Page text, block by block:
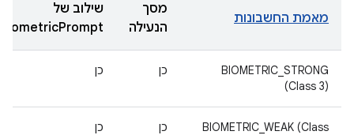
מאמת החשבונות
מסך
הנעילה
שילוב של
BiometricPrompt
BIOMETRIC_STRONG
(Class 3)
כן כן
BIOMETRIC_WEAK (Class
כן כן